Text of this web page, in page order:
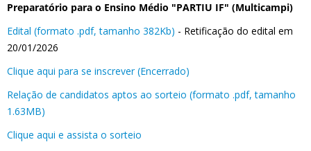
Preparatório para o Ensino Médio "PARTIU IF" (Multicampi)
Edital (formato .pdf, tamanho 382Kb) - Retificação do edital em
20/01/2026
Clique aqui para se inscrever (Encerrado)
Relação de candidatos aptos ao sorteio (formato .pdf, tamanho
1.63MB)
Clique aqui e assista o sorteio